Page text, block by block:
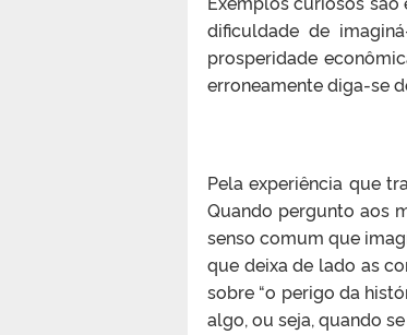
dificuldade de
prosperidade
erroneamente diga-se
Pela experiência que
Quando pergunto aos
senso comum que
que deixa de lado as
sobre “o perigo da
algo, ou seja, quando